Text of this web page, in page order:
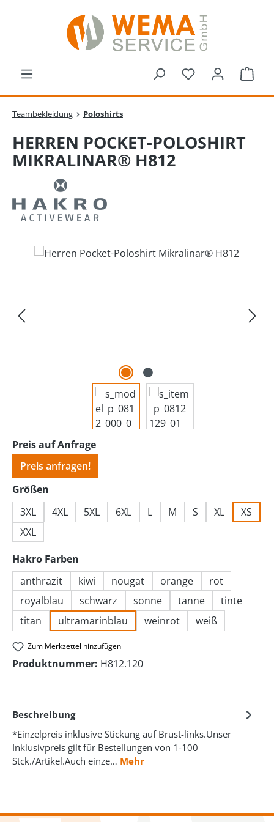
Zum Hauptinhalt springen
Du hast 0
Teambekleidung Poloshirts
HERREN POCKET-POLOSHIRT
MIKRALINAR® H812
Bildergalerie überspringen
Preis auf Anfrage
Preis anfragen!
Größen
3XL
4XL 5XL 6XL L M S XL
XS
XXL
Hakro Farben
anthrazit
kiwi nougat orange
rot
royalblau
schwarz sonne tanne
tinte
titan
ultramarinblau weinrot weiß
Zum Merkzettel hinzufügen
Produktnummer: H812.120
Beschreibung
*Einzelpreis inklusive Stickung auf Brust-links.Unser
Inklusivpreis gilt für Bestellungen von 1-100
Stck./Artikel.Auch einze… Mehr